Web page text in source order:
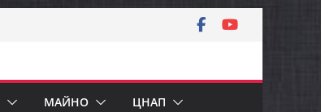
МАЙНО ЦНАП